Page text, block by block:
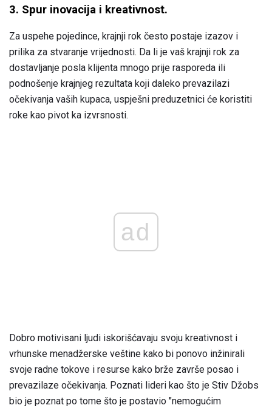
3. Spur inovacija i kreativnost.
Za uspehe pojedince, krajnji rok često postaje izazov i
prilika za stvaranje vrijednosti. Da li je vaš krajnji rok za
dostavljanje posla klijenta mnogo prije rasporeda ili
podnošenje krajnjeg rezultata koji daleko prevazilazi
očekivanja vaših kupaca, uspješni preduzetnici će koristiti
roke kao pivot ka izvrsnosti.
ad
Dobro motivisani ljudi iskorišćavaju svoju kreativnost i
vrhunske menadžerske veštine kako bi ponovo inžinirali
svoje radne tokove i resurse kako brže završe posao i
prevazilaze očekivanja. Poznati lideri kao što je Stiv Džobs
bio je poznat po tome što je postavio "nemogućim